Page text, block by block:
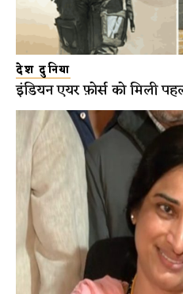
देश दुनिया
इंडियन एयर फ़ोर्स को मिली